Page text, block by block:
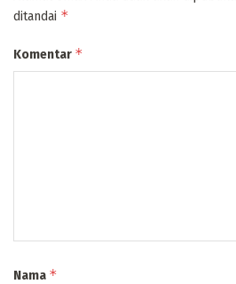
ditandai *
Komentar *
Nama *